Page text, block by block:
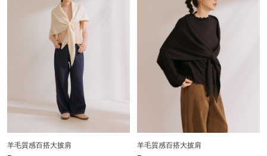
羊毛質感百搭大披肩
羊毛質感百搭大披肩